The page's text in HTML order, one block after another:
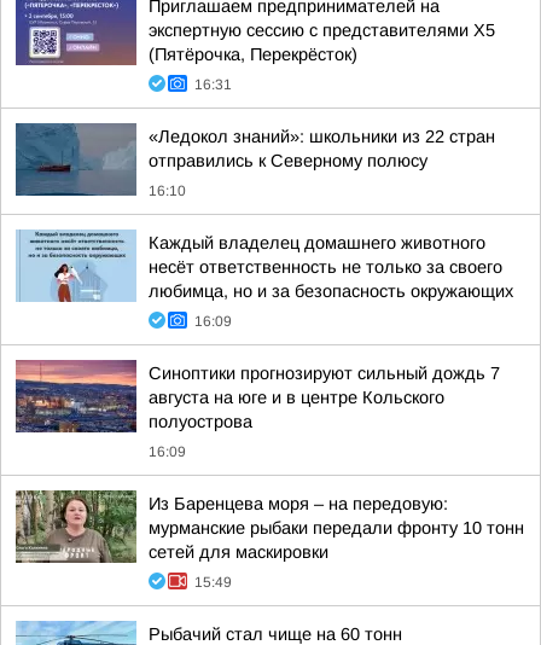
Приглашаем предпринимателей на
экспертную сессию с представителями X5
(Пятёрочка, Перекрёсток)
16:31
«Ледокол знаний»: школьники из 22 стран
отправились к Северному полюсу
16:10
Каждый владелец домашнего животного
несёт ответственность не только за своего
любимца, но и за безопасность окружающих
16:09
Синоптики прогнозируют сильный дождь 7
августа на юге и в центре Кольского
полуострова
16:09
Из Баренцева моря – на передовую:
мурманские рыбаки передали фронту 10 тонн
сетей для маскировки
15:49
Рыбачий стал чище на 60 тонн